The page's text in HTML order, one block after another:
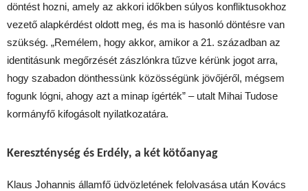
döntést hozni, amely az akkori időkben súlyos konfliktusokhoz
vezető alapkérdést oldott meg, és ma is hasonló döntésre van
szükség. „Remélem, hogy akkor, amikor a 21. században az
identitásunk megőrzését zászlónkra tűzve kérünk jogot arra,
hogy szabadon dönthessünk közösségünk jövőjéről, mégsem
fogunk lógni, ahogy azt a minap ígérték” – utalt Mihai Tudose
kormányfő kifogásolt nyilatkozatára.
Kereszténység és Erdély, a két kötőanyag
Klaus Johannis államfő üdvözletének felolvasása után Kovács